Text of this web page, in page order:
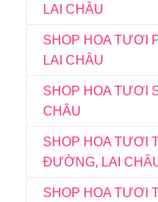
LAI CHÂU
SHOP HOA TƯƠI
LAI CHÂU
SHOP HOA TƯƠI
CHÂU
SHOP HOA TƯƠI
ĐƯỜNG, LAI
SHOP HOA TƯƠI